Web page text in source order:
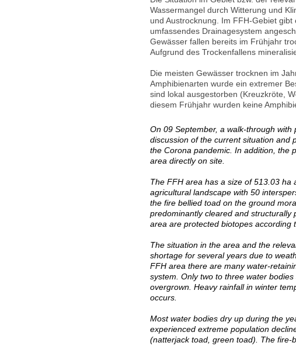
Wassermangel durch Witterung und
und Austrocknung. Im FFH-Gebiet
umfassendes Drainagesystem
Gewässer fallen bereits im Frühjahr
Aufgrund des Trockenfallens
Die meisten Gewässer trocknen im
Amphibienarten wurde ein extremer
sind lokal ausgestorben (Kreuzkröte,
diesem Frühjahr wurden keine
On 09 September, a walk-through
discussion of the current situation and
the Corona pandemic. In addition, the
area directly on site.
The FFH area has a size of 513.03
agricultural landscape with 50
the fire bellied toad on the ground
predominantly cleared and
area are protected biotopes according
The situation in the area and the
shortage for several years due to
FFH area there are many water-
system. Only two to three water
overgrown. Heavy rainfall in winter
occurs.
Most water bodies dry up during the
experienced extreme population
(natterjack toad, green toad). The fire-